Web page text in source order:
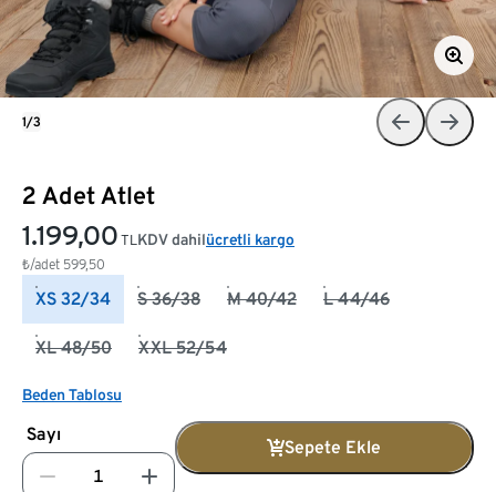
2 Adet Atlet
1.199,00 TL
₺/adet 599,50
KDV dahilücretli kargo
XS 32/34 S 36/38 M 40/42 L 44/46
XL 48/50 XXL 52/54
Beden Tablosu
Sayı
Sepete Ekle
1/3